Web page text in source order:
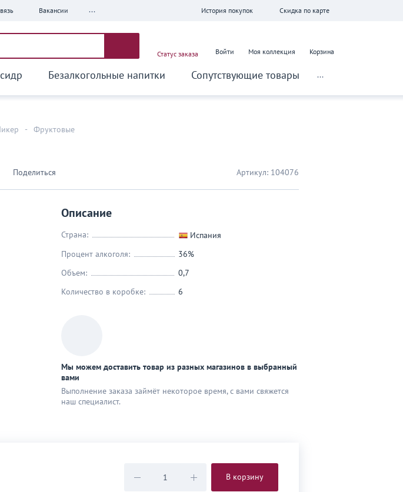
Вакансии ... История покупок Скидка по карте
Статус заказа Войти Моя коллекция Корзина
Безалкогольные напитки Сопутствующие товары ...
- Фруктовые
Поделиться Артикул: 104076
Описание
Страна:
Испания
Процент алкоголя:
36%
Объем:
0,7
Количество в коробке:
6
Мы можем доставить товар из разных магазинов в выбранный
вами
Выполнение заказа займёт некоторое время, с вами свяжется
наш специaлист.
В корзину